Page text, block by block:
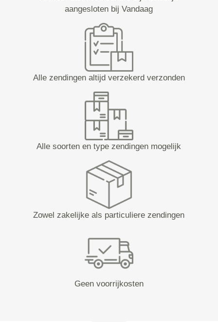
aangesloten bij Vandaag
Alle zendingen altijd verzekerd verzonden
Alle soorten en type zendingen mogelijk
Zowel zakelijke als particuliere zendingen
Geen voorrijkosten